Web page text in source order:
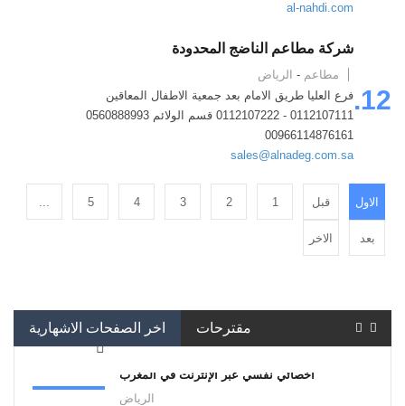
al-nahdi.com
12.
شركة مطاعم الناضج المحدودة
مطاعم - الرياض
فرع العليا طريق الامام بعد جمعية الاطفال المعاقين
0112107111 - 0112107222 قسم الولائم 0560888993
00966114876161
sales@alnadeg.com.sa
الاول قبل 1
2
3
4
5
...
بعد الاخر
اخر الصفحات الاشهارية مقترحات
أخصائي نفسي عبر الإنترنت في المغرب
الرياض